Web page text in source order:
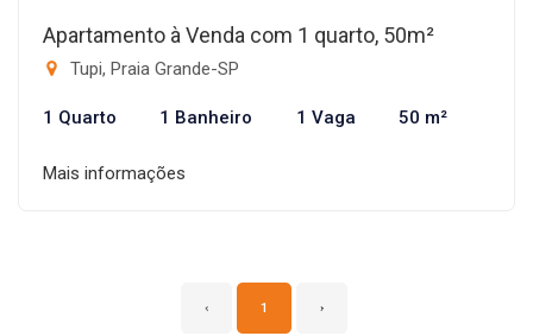
Apartamento à Venda com 1 quarto, 50m²
Tupi, Praia Grande-SP
1 Quarto 1 Banheiro 1 Vaga 50 m²
Mais informações
‹ 1 ›